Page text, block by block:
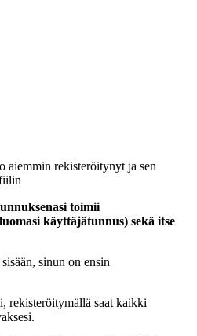
aiemmin rekisteröitynyt ja sen
toimii
käyttäjätunnus) sekä itse
sinun on ensin
rekisteröitymällä saat kaikki